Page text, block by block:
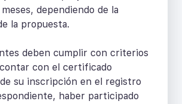
dependiendo de la
la propuesta.
deben cumplir con criterios
con el certificado
su inscripción en el registro
haber participado